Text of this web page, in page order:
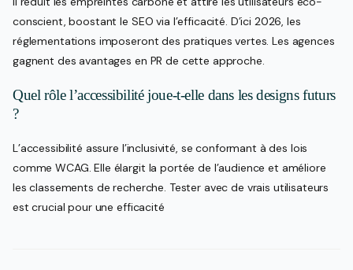
conscient, boostant le SEO via l’efficacité. D’ici 2026, les
réglementations imposeront des pratiques vertes. Les agences
gagnent des avantages en PR de cette approche.
Quel rôle l’accessibilité joue-t-elle dans les designs futurs
?
L’accessibilité assure l’inclusivité, se conformant à des lois
comme WCAG. Elle élargit la portée de l’audience et améliore
les classements de recherche. Tester avec de vrais utilisateurs
est crucial pour une efficacité